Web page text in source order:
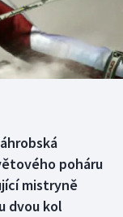
poháru
mistryně
dvou kol